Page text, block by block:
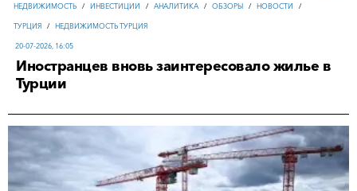
НЕДВИЖИМОСТЬ / ИНВЕСТИЦИИ / АНАЛИТИКА / ОБЗОРЫ / НОВОСТИ /
ТУРЦИЯ / НЕДВИЖИМОСТЬ ТУРЦИЯ
20-07-2026, 16:05
Иностранцев вновь заинтересовало жилье в
Турции